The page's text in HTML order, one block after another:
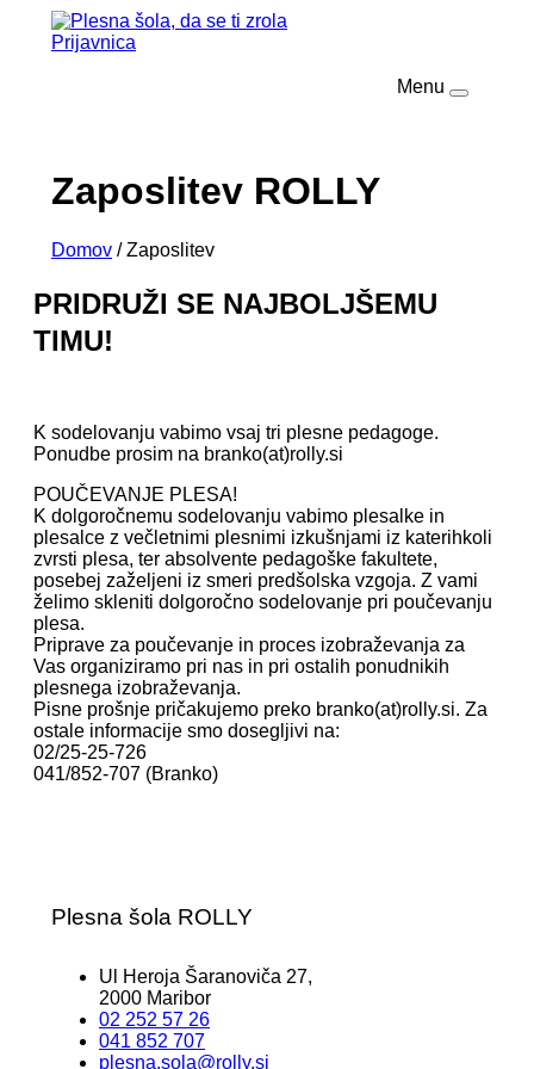
Prijavnica
Menu
Zaposlitev ROLLY
Domov /Zaposlitev
PRIDRUŽI SE NAJBOLJŠEMU
TIMU!
K sodelovanju vabimo vsaj tri plesne pedagoge.
Ponudbe prosim na branko(at)rolly.si
POUČEVANJE PLESA!
K dolgoročnemu sodelovanju vabimo plesalke in
plesalce z večletnimi plesnimi izkušnjami iz katerihkoli
zvrsti plesa, ter absolvente pedagoške fakultete,
posebej zaželjeni iz smeri predšolska vzgoja. Z vami
želimo skleniti dolgoročno sodelovanje pri poučevanju
plesa.
Priprave za poučevanje in proces izobraževanja za
Vas organiziramo pri nas in pri ostalih ponudnikih
plesnega izobraževanja.
Pisne prošnje pričakujemo preko branko(at)rolly.si. Za
ostale informacije smo dosegljivi na:
02/25-25-726
041/852-707 (Branko)
Plesna šola ROLLY
Ul Heroja Šaranoviča 27,
2000 Maribor
02 252 57 26
041 852 707
plesna.sola@rolly.si